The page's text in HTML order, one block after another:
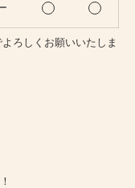
ろしくお願いいたしま
！